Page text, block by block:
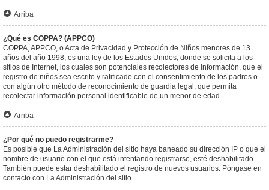
Arriba
¿Qué es COPPA? (APPCO)
COPPA, APPCO, o Acta de Privacidad y Protección de Niños menores de 13
años del año 1998, es una ley de los Estados Unidos, donde se solicita a los
sitios de Internet, los cuales son potenciales recolectores de información, que el
registro de niños sea escrito y ratificado con el consentimiento de los padres o
con algún otro método de reconocimiento de guardia legal, que permita
recolectar información personal identificable de un menor de edad.
Arriba
¿Por qué no puedo registrarme?
Es posible que La Administración del sitio haya baneado su dirección IP o que el
nombre de usuario con el que está intentando registrarse, esté deshabilitado.
También puede estar deshabilitado el registro de nuevos usuarios. Póngase en
contacto con La Administración del sitio.